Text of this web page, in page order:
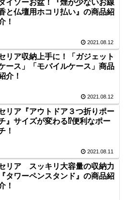
イソーお盆！『煙が少ないお線
と仏壇用ホコリ払い』の商品紹
！
2021.08.12
リア収納上手に！「ガジェット
ース」「モバイルケース」商品
介！
2021.08.12
リア『アウトドア３つ折りポー
』サイズが変わる⁉便利なポー
！
2021.08.11
リア スッキリ大容量の収納力
『タワーペンスタンド』の商品紹
！